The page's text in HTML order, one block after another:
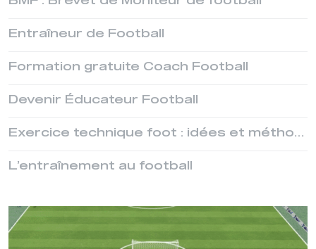
Entraîneur de Football
Formation gratuite Coach Football
Devenir Éducateur Football
Exercice technique foot : idées et méthodes pour progresser avec le ballon
L’entraînement au football